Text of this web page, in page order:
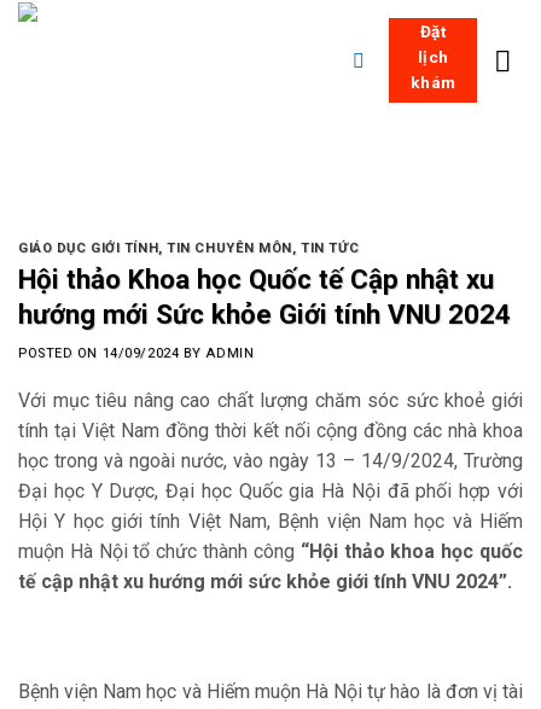
Skip
Đặt
lịch
khám
GIÁO DỤC GIỚI TÍNH,TIN CHUYÊN MÔN,TIN TỨC
Hội thảo Khoa học Quốc tế Cập nhật xu
hướng mới Sức khỏe Giới tính VNU 2024
POSTED ON 14/09/2024 BYADMIN
Với mục tiêu nâng cao chất lượng chăm sóc sức khoẻ giới
tính tại Việt Nam đồng thời kết nối cộng đồng các nhà khoa
học trong và ngoài nước, vào ngày 13 – 14/9/2024, Trường
Đại học Y Dược, Đại học Quốc gia Hà Nội đã phối hợp với
Hội Y học giới tính Việt Nam, Bệnh viện Nam học và Hiếm
muộn Hà Nội tổ chức thành công “Hội thảo khoa học quốc
tế cập nhật xu hướng mới sức khỏe giới tính VNU 2024”.
Bệnh viện Nam học và Hiếm muộn Hà Nội tự hào là đơn vị tài